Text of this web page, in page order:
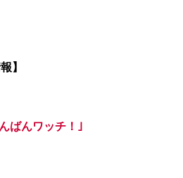
】
ばんワッチ！｣